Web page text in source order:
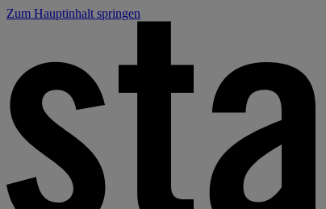
Zum Hauptinhalt springen